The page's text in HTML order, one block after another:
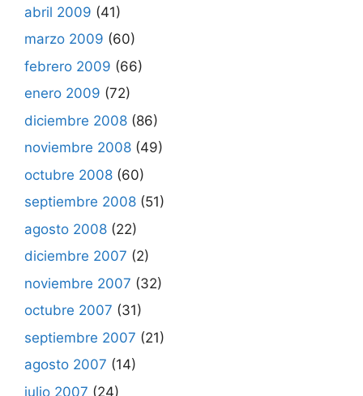
abril 2009 (41)
marzo 2009 (60)
febrero 2009 (66)
enero 2009 (72)
diciembre 2008 (86)
noviembre 2008 (49)
octubre 2008 (60)
septiembre 2008 (51)
agosto 2008 (22)
diciembre 2007 (2)
noviembre 2007 (32)
octubre 2007 (31)
septiembre 2007 (21)
agosto 2007 (14)
julio 2007 (24)